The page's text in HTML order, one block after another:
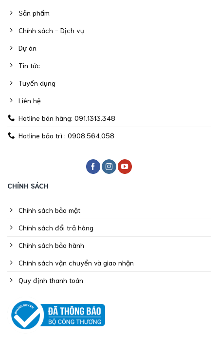
Sản phẩm
Chính sách - Dịch vụ
Dự án
Tin tức
Tuyển dụng
Liên hệ
Hotline bán hàng: 091.1313.348
Hotline bảo trì : 0908.564.058
CHÍNH SÁCH
Chính sách bảo mật
Chính sách đổi trả hàng
Chính sách bảo hành
Chính sách vận chuyển và giao nhận
Quy định thanh toán